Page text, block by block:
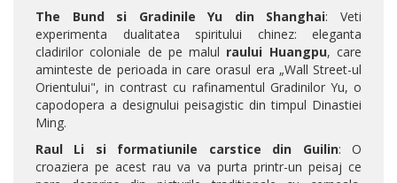
The Bund si Gradinile Yu din Shanghai: Veti
experimenta dualitatea spiritului chinez: eleganta
cladirilor coloniale de pe malul raului Huangpu, care
aminteste de perioada in care orasul era „Wall Street-ul
Orientului", in contrast cu rafinamentul Gradinilor Yu, o
capodopera a designului peisagistic din timpul Dinastiei
Ming.
Raul Li si formatiunile carstice din Guilin: O
croaziera pe acest rau va va purta printr-un peisaj ce